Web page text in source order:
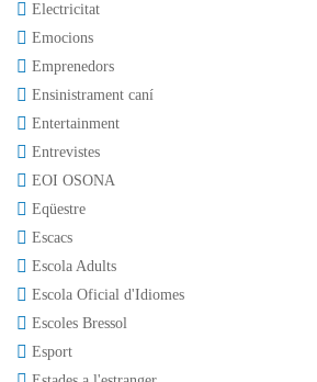
Electricitat
Emocions
Emprenedors
Ensinistrament caní
Entertainment
Entrevistes
EOI OSONA
Eqüestre
Escacs
Escola Adults
Escola Oficial d'Idiomes
Escoles Bressol
Esport